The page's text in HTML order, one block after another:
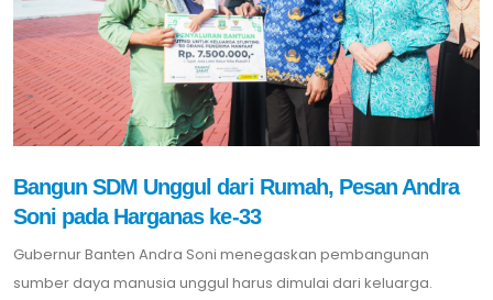
Bangun SDM Unggul dari Rumah, Pesan Andra
Soni pada Harganas ke-33
Gubernur Banten Andra Soni menegaskan pembangunan
sumber daya manusia unggul harus dimulai dari keluarga.